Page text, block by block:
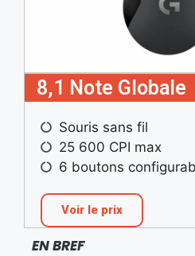
8,1 Note Globale
Souris sans fil
25 600 CPI max
6 boutons
Voir le prix
EN BREF